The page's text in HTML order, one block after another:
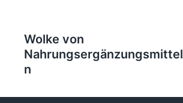
Wolke von
Nahrungsergänzungsmittel
n